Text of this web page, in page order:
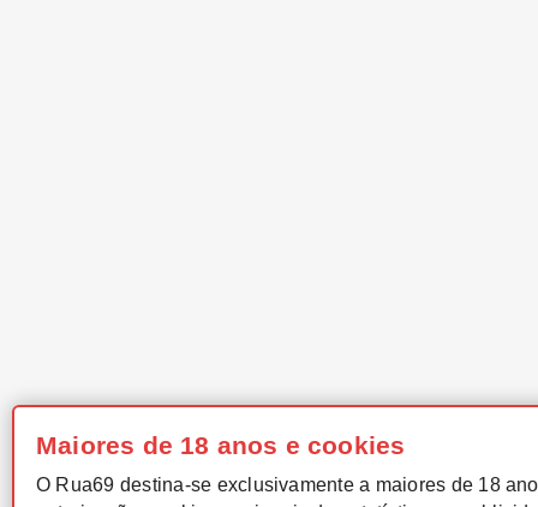
Maiores de 18 anos e cookies
O Rua69 destina-se exclusivamente a maiores de 18